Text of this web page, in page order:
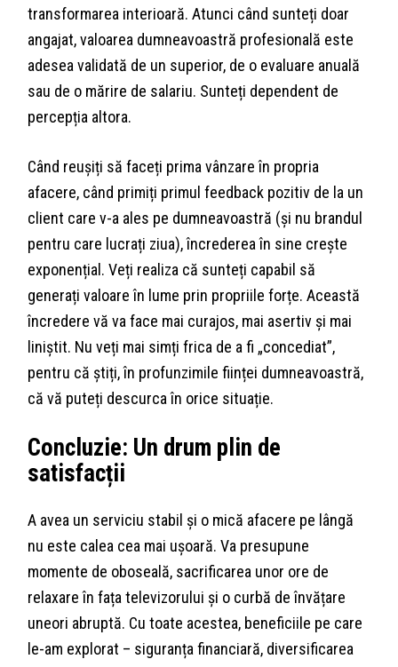
transformarea interioară. Atunci când sunteți doar
angajat, valoarea dumneavoastră profesională este
adesea validată de un superior, de o evaluare anuală
sau de o mărire de salariu. Sunteți dependent de
percepția altora.
Când reușiți să faceți prima vânzare în propria
afacere, când primiți primul feedback pozitiv de la un
client care v-a ales pe dumneavoastră (și nu brandul
pentru care lucrați ziua), încrederea în sine crește
exponențial. Veți realiza că sunteți capabil să
generați valoare în lume prin propriile forțe. Această
încredere vă va face mai curajos, mai asertiv și mai
liniștit. Nu veți mai simți frica de a fi „concediat”,
pentru că știți, în profunzimile ființei dumneavoastră,
că vă puteți descurca în orice situație.
Concluzie: Un drum plin de
satisfacții
A avea un serviciu stabil și o mică afacere pe lângă
nu este calea cea mai ușoară. Va presupune
momente de oboseală, sacrificarea unor ore de
relaxare în fața televizorului și o curbă de învățare
uneori abruptă. Cu toate acestea, beneficiile pe care
le-am explorat – siguranța financiară, diversificarea